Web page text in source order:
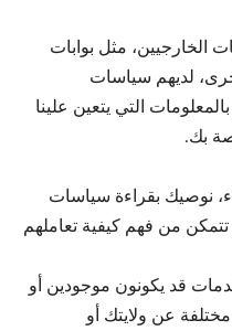
مثل بوابات
لديهم سياسات
التي يتعين علينا
بك.
نوصيك بقراءة سياسات
من فهم كيفية تعاملهم
قد يكونون موجودين أو
عن ولايتك أو